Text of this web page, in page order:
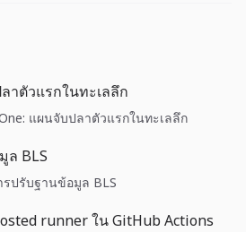
าตัวแรกในทะเลลึก
แผนจับปลาตัวแรกในทะเลลึก
ล BLS
รปรับฐานข้อมูล BLS
runner ใน GitHub Actions